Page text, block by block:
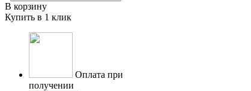
В корзину
Купить в 1 клик
Оплата при
получении